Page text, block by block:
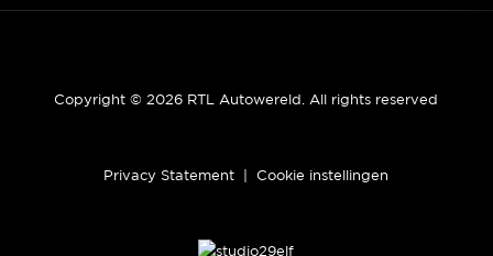
Copyright © 2026 RTL Autowereld. All rights reserved
Privacy Statement Cookie instellingen